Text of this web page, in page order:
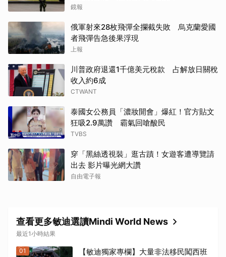
鏡報
俄軍射來28枚飛彈全攔截失敗 烏克蘭愛國
者飛彈告急後果浮現
上報
川普政府退還1千億美元稅款 占解放日關稅
收入約6成
CTWANT
泰國女公務員「濃妝開會」爆紅！官方貼文
狂吸2.9萬讚 霸氣回嗆酸民
TVBS
穿「黑絲透視裝」逛古蹟！女遊客遭導覽請
出去 影片曝光網大讚
自由電子報
查看更多敏迪選讀Mindi World News
最近1小時結果
01
【敏迪獨家專欄】大量非法移民闖西班